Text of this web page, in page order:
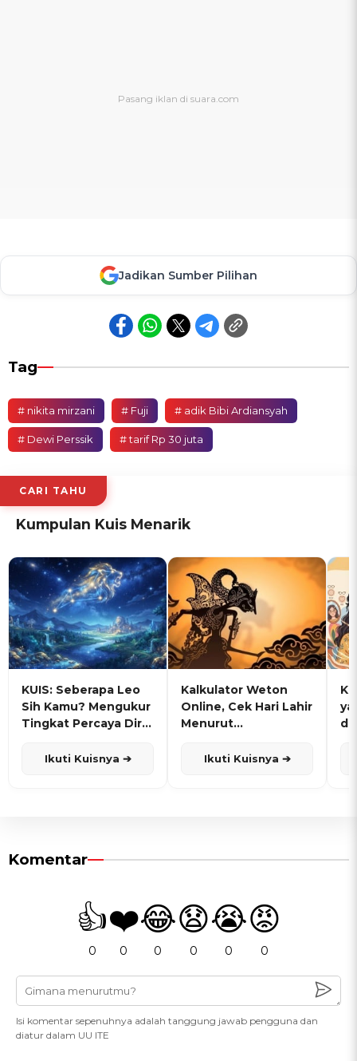
Jadikan Sumber Pilihan
Tag
# nikita mirzani # Fuji # adik Bibi Ardiansyah
# Dewi Perssik # tarif Rp 30 juta
CARI TAHU
Kumpulan Kuis Menarik
KUIS: Seberapa Leo
Sih Kamu? Mengukur
Tingkat Percaya Diri
Ikuti Kuisnya ➔
Kalkulator Weton
Online, Cek Hari Lahir
Menurut
Ikuti Kuisnya ➔
Komentar
👍
0
❤️
0
😂
0
😧
0
😭
0
😡
0
Isi komentar sepenuhnya adalah tanggung jawab pengguna dan
diatur dalam UU ITE